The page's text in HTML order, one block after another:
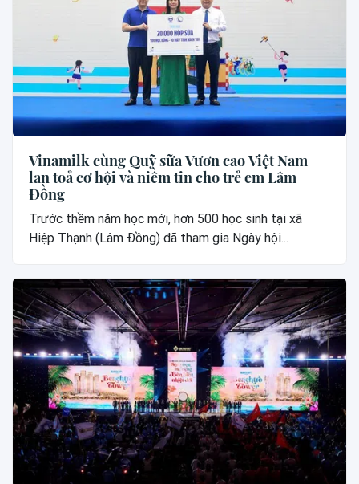
Vinamilk cùng Quỹ sữa Vươn cao Việt Nam
lan toả cơ hội và niềm tin cho trẻ em Lâm
Đồng
Trước thềm năm học mới, hơn 500 học sinh tại xã
Hiệp Thạnh (Lâm Đồng) đã tham gia Ngày hội...